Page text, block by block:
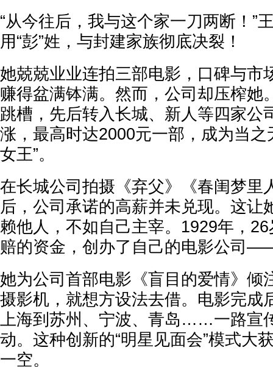
“从今往后，我与这个家一刀两断！”
用“彭”姓，与封建家族彻底决裂！
她兢兢业业连拍三部电影，口碑与市
赚得盆满钵满。然而，公司却压榨她
跳槽，先后转入长城、新人等四家公
涨，最高时达2000元一部，成为当之
女王”。
在长城公司拍摄《弃父》《春闺梦里
后，公司承诺的高薪并未兑现。这让
赖他人，不如自己主宰。1929年，
赔的资金，创办了自己的电影公司
她为公司首部电影《盲目的爱情》倾
摄影机，就想方设法去借。电影完成
上海到苏州、宁波、青岛……一路宣
动。这种创新的“明星见面会”模式大
一空。